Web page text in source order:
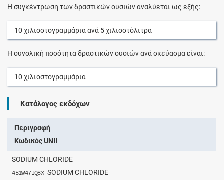
Η συγκέντρωση των δραστικών ουσιών αναλύεται ως εξής:
10 χιλιοστογραμμάριαανά 5χιλιοστόλιτρα
Η συνολική ποσότητα δραστικών ουσιών ανά σκεύασμα είναι:
10 χιλιοστογραμμάρια
Κατάλογος εκδόχων
Περιγραφή
Κωδικός UNII
SODIUM CHLORIDE
451W47IQ8X SODIUM CHLORIDE